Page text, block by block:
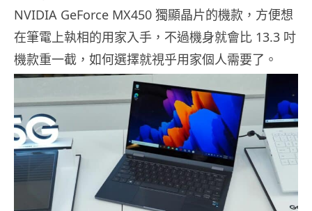
NVIDIA GeForce MX450 獨顯晶片的機款，方便想
在筆電上執相的用家入手，不過機身就會比 13.3 吋
機款重一截，如何選擇就視乎用家個人需要了。